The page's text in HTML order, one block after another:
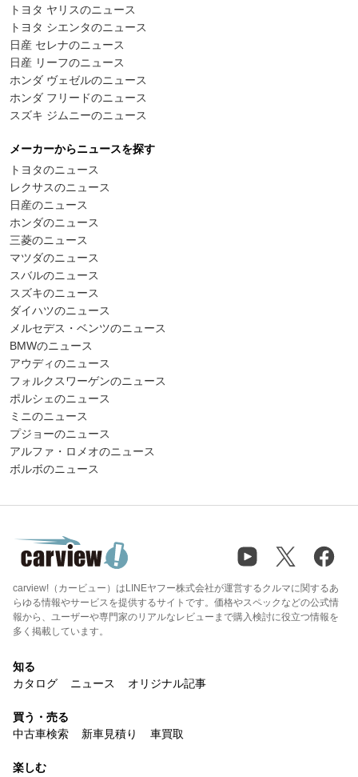
トヨタ ヤリスのニュース
トヨタ シエンタのニュース
日産 セレナのニュース
日産 リーフのニュース
ホンダ ヴェゼルのニュース
ホンダ フリードのニュース
スズキ ジムニーのニュース
メーカーからニュースを探す
トヨタのニュース
レクサスのニュース
日産のニュース
ホンダのニュース
三菱のニュース
マツダのニュース
スバルのニュース
スズキのニュース
ダイハツのニュース
メルセデス・ベンツのニュース
BMWのニュース
アウディのニュース
フォルクスワーゲンのニュース
ポルシェのニュース
ミニのニュース
プジョーのニュース
アルファ・ロメオのニュース
ボルボのニュース
carview!（カービュー）はLINEヤフー株式会社が運営するクルマに関するあ
らゆる情報やサービスを提供するサイトです。価格やスペックなどの公式情
報から、ユーザーや専門家のリアルなレビューまで購入検討に役立つ情報を
多く掲載しています。
知る
カタログ
ニュース オリジナル記事
買う・売る
中古車検索
新車見積り 車買取
楽しむ